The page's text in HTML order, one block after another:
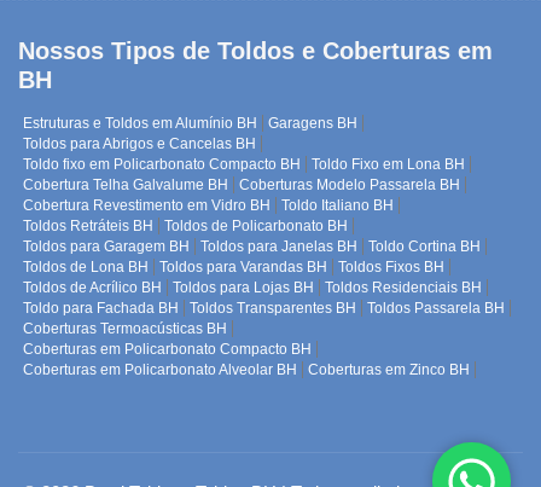
Nossos Tipos de Toldos e Coberturas em
BH
Estruturas e Toldos em Alumínio BH
Garagens BH
Toldos para Abrigos e Cancelas BH
Toldo fixo em Policarbonato Compacto BH
Toldo Fixo em Lona BH
Cobertura Telha Galvalume BH
Coberturas Modelo Passarela BH
Cobertura Revestimento em Vidro BH
Toldo Italiano BH
Toldos Retráteis BH
Toldos de Policarbonato BH
Toldos para Garagem BH
Toldos para Janelas BH
Toldo Cortina BH
Toldos de Lona BH
Toldos para Varandas BH
Toldos Fixos BH
Toldos de Acrílico BH
Toldos para Lojas BH
Toldos Residenciais BH
Toldo para Fachada BH
Toldos Transparentes BH
Toldos Passarela BH
Coberturas Termoacústicas BH
Coberturas em Policarbonato Compacto BH
Coberturas em Policarbonato Alveolar BH
Coberturas em Zinco BH